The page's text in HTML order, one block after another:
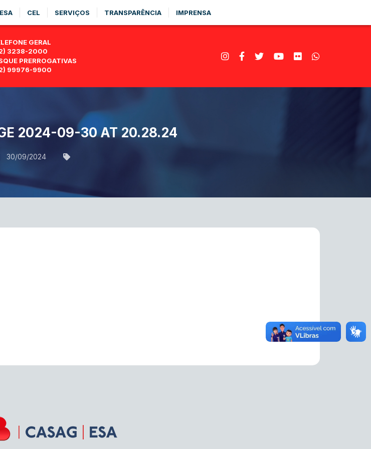
ESA CEL SERVIÇOS TRANSPARÊNCIA IMPRENSA
GERAL
3238-2000
PRERROGATIVAS
99976-9900
2024-09-30 AT 20.28.24
30/09/2024